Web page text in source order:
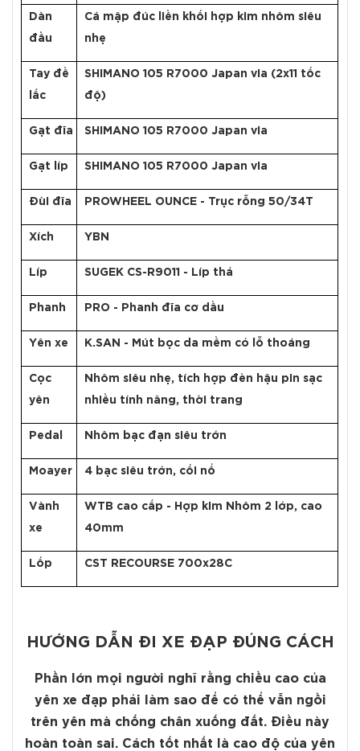
Dàn
đầu
Cá mập đúc liền khối hợp kim nhôm siêu
nhẹ
Tay đề
lắc
SHIMANO 105 R7000 Japan via (2x11 tốc
độ)
Gạt đĩa SHIMANO 105 R7000 Japan via
Gạt líp SHIMANO 105 R7000 Japan via
Đùi đĩa PROWHEEL OUNCE - Trục rỗng 50/34T
Xích YBN
Líp SUGEK CS-R9011 - Líp thả
Phanh PRO - Phanh đĩa cơ dầu
Yên xe K.SAN - Mút bọc da mềm có lỗ thoáng
Cọc
yên
Nhôm siêu nhẹ, tích hợp đèn hậu pin sạc
nhiều tính năng, thời trang
Pedal Nhôm bạc đạn siêu trớn
Moayer 4 bạc siêu trớn, cối nổ
Vành
xe
WTB cao cấp - Hợp kim Nhôm 2 lớp, cao
40mm
Lốp CST RECOURSE 700x28C
HƯỚNG DẪN ĐI XE ĐẠP ĐÚNG CÁCH
Phần lớn mọi người nghĩ rằng chiều cao của
yên xe đạp phải làm sao để có thể vẫn ngồi
trên yên mà chống chân xuống đất. Điều này
hoàn toàn sai. Cách tốt nhất là cao độ của yên